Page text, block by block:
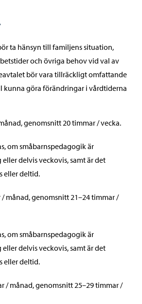
ta hänsyn till familjens situation,
och övriga behov vid val av
bör vara tillräckligt omfattande
kunna göra förändringar i vårdtiderna
genomsnitt 20 timmar / vecka.
om småbarnspedagogik är
delvis veckovis, samt är det
eller deltid.
månad, genomsnitt 21–24 timmar /
om småbarnspedagogik är
delvis veckovis, samt är det
eller deltid.
/ månad, genomsnitt 25–29 timmar /